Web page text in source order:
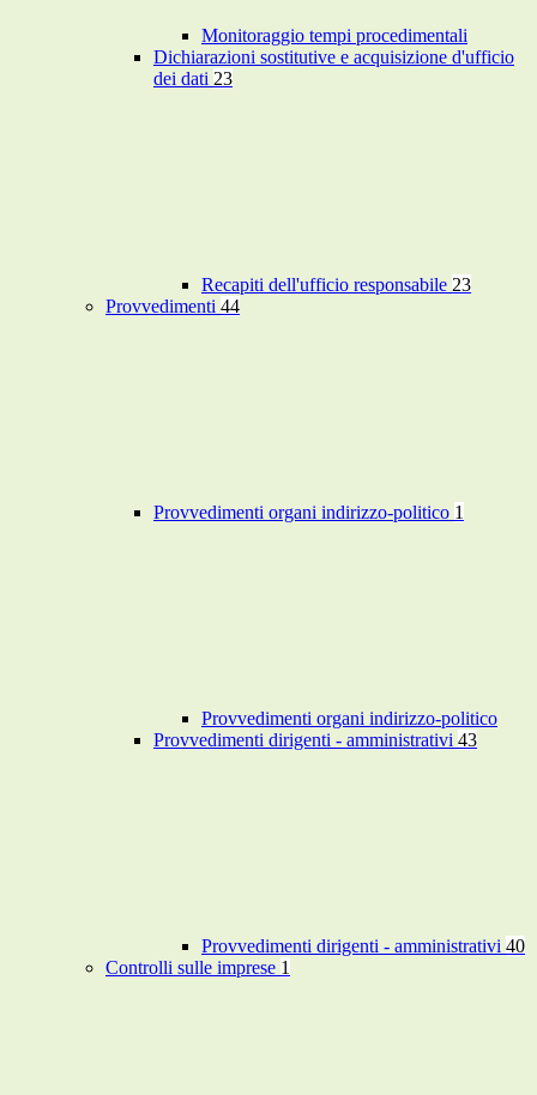
Monitoraggio tempi procedimentali
Dichiarazioni sostitutive e acquisizione d'ufficio
dei dati 23
Recapiti dell'ufficio responsabile 23
Provvedimenti 44
Provvedimenti organi indirizzo-politico 1
Provvedimenti organi indirizzo-politico
Provvedimenti dirigenti - amministrativi 43
Provvedimenti dirigenti - amministrativi 40
Controlli sulle imprese 1